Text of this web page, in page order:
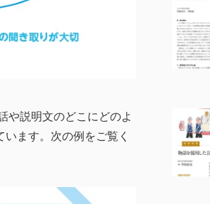
や説明文のどこにどのよ
ます。次の例をご覧く